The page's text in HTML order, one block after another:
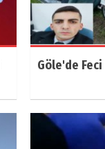
Göle'de